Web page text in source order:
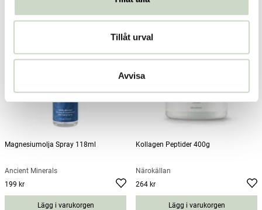
Tillåt urval
Avvisa
Magnesiumolja Spray 118ml
Ancient Minerals
Pris:
199 kr
Lägg i varukorgen
Kollagen Peptider 400g
Närokällan
Pris:
264 kr
Lägg i varukorgen